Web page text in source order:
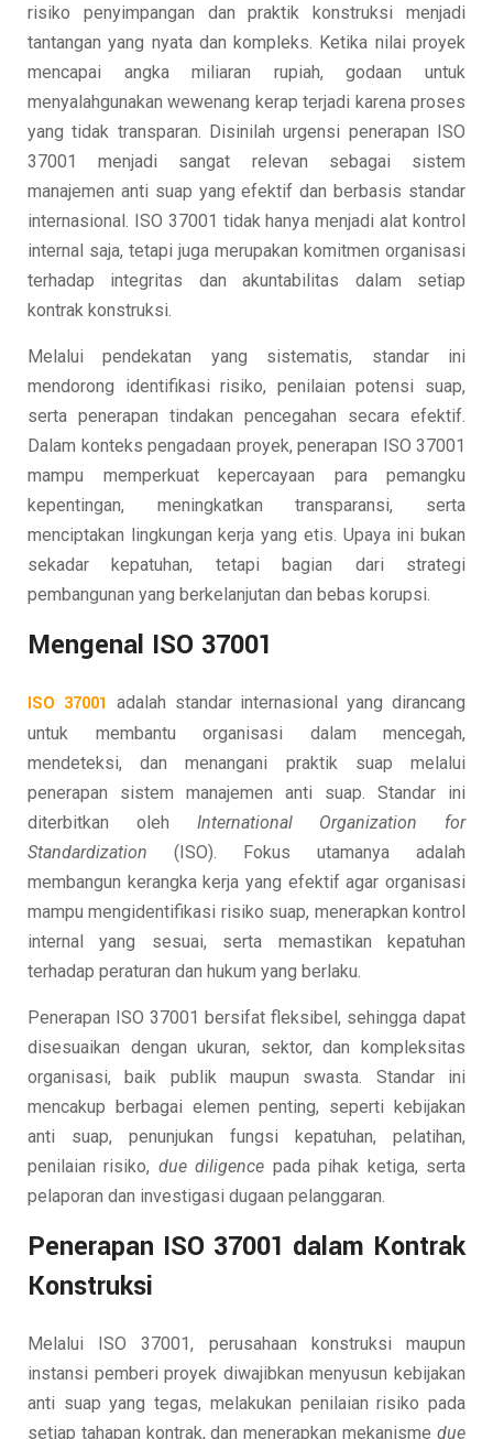
risiko penyimpangan dan praktik konstruksi menjadi
tantangan yang nyata dan kompleks. Ketika nilai proyek
mencapai angka miliaran rupiah, godaan untuk
menyalahgunakan wewenang kerap terjadi karena proses
yang tidak transparan. Disinilah urgensi penerapan ISO
37001 menjadi sangat relevan sebagai sistem
manajemen anti suap yang efektif dan berbasis standar
internasional. ISO 37001 tidak hanya menjadi alat kontrol
internal saja, tetapi juga merupakan komitmen organisasi
terhadap integritas dan akuntabilitas dalam setiap
kontrak konstruksi.
Melalui pendekatan yang sistematis, standar ini
mendorong identifikasi risiko, penilaian potensi suap,
serta penerapan tindakan pencegahan secara efektif.
Dalam konteks pengadaan proyek, penerapan ISO 37001
mampu memperkuat kepercayaan para pemangku
kepentingan, meningkatkan transparansi, serta
menciptakan lingkungan kerja yang etis. Upaya ini bukan
sekadar kepatuhan, tetapi bagian dari strategi
pembangunan yang berkelanjutan dan bebas korupsi.
Mengenal ISO 37001
ISO 37001 adalah standar internasional yang dirancang
untuk membantu organisasi dalam mencegah,
mendeteksi, dan menangani praktik suap melalui
penerapan sistem manajemen anti suap. Standar ini
diterbitkan oleh International Organization for
Standardization (ISO). Fokus utamanya adalah
membangun kerangka kerja yang efektif agar organisasi
mampu mengidentifikasi risiko suap, menerapkan kontrol
internal yang sesuai, serta memastikan kepatuhan
terhadap peraturan dan hukum yang berlaku.
Penerapan ISO 37001 bersifat fleksibel, sehingga dapat
disesuaikan dengan ukuran, sektor, dan kompleksitas
organisasi, baik publik maupun swasta. Standar ini
mencakup berbagai elemen penting, seperti kebijakan
anti suap, penunjukan fungsi kepatuhan, pelatihan,
penilaian risiko, due diligence pada pihak ketiga, serta
pelaporan dan investigasi dugaan pelanggaran.
Penerapan ISO 37001 dalam Kontrak
Konstruksi
Melalui ISO 37001, perusahaan konstruksi maupun
instansi pemberi proyek diwajibkan menyusun kebijakan
anti suap yang tegas, melakukan penilaian risiko pada
setiap tahapan kontrak, dan menerapkan mekanisme due